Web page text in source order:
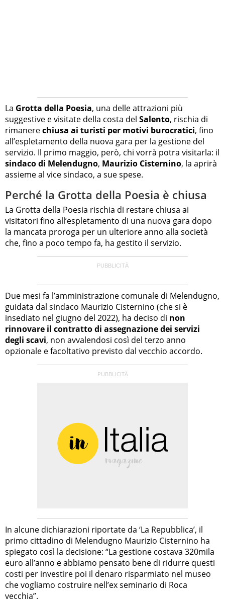
La Grotta della Poesia, una delle attrazioni più
suggestive e visitate della costa del Salento, rischia di
rimanerechiusa ai turisti per motivi burocratici, fino
all’espletamento della nuova gara per la gestione del
servizio. Il primo maggio, però, chi vorrà potra visitarla: il
sindaco di Melendugno, Maurizio Cisternino, la aprirà
assieme al vice sindaco, a sue spese.
Perché la Grotta della Poesia è chiusa
La Grotta della Poesia rischia di restare chiusa ai
visitatori fino all’espletamento di una nuova gara dopo
la mancata proroga per un ulteriore anno alla società
che, fino a poco tempo fa, ha gestito il servizio.
Due mesi fa l’amministrazione comunale di Melendugno,
guidata dal sindaco Maurizio Cisternino (che si è
insediato nel giugno del 2022), ha deciso di non
rinnovare il contratto di assegnazione dei servizi
degli scavi, non avvalendosi così del terzo anno
opzionale e facoltativo previsto dal vecchio accordo.
In alcune dichiarazioni riportate da ‘La Repubblica’, il
primo cittadino di Melendugno Maurizio Cisternino ha
spiegato così la decisione: “La gestione costava 320mila
euro all’anno e abbiamo pensato bene di ridurre questi
costi per investire poi il denaro risparmiato nel museo
che vogliamo costruire nell’ex seminario di Roca
vecchia”.